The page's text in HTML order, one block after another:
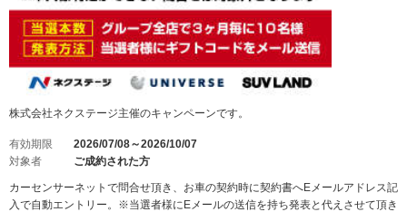
株式会社ネクステージ主催のキャンペーンです。
有効期限
2026/07/08～2026/10/07
対象者
ご成約された方
カーセンサーネットで問合せ頂き、お車の契約時に契約書へEメールアドレス記
入で自動エントリー。※当選者様にEメールの送信を持ち発表と代えさせて頂き